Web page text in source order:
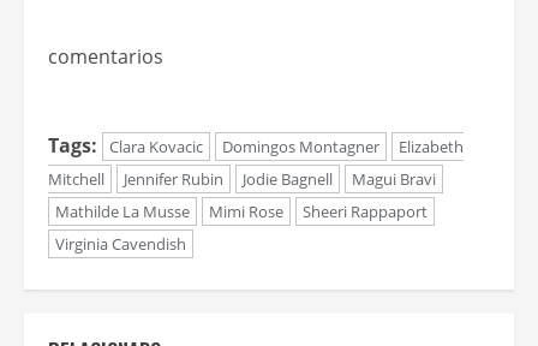
comentarios
Tags: Clara Kovacic Domingos Montagner
Elizabeth
Mitchell
Jennifer Rubin Jodie Bagnell
Magui Bravi
Mathilde La Musse
Mimi Rose
Sheeri Rappaport
Virginia Cavendish